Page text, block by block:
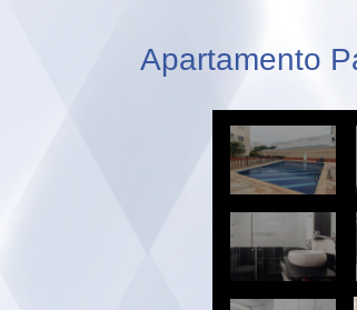
Apartamento